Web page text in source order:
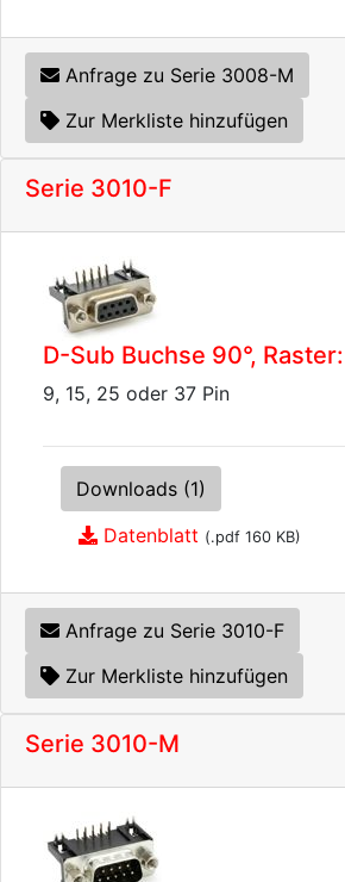
Anfrage zu Serie 3008-M
Zur Merkliste hinzufügen
Serie 3010-F
D-Sub Buchse 90°,
9, 15, 25 oder 37 Pin
Downloads (1)
Datenblatt (.pdf 160 KB)
Anfrage zu Serie 3010-F
Zur Merkliste hinzufügen
Serie 3010-M